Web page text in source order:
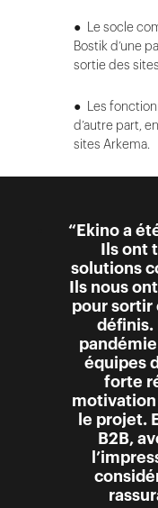
● Le socle
Bostik d’une
sortie des
● Les
d’autre part,
sites Arkema.
“Ekino a
Ils ont
solutions
Ils nous
pour sortir
définis.
équipes
forte
le projet.
B2B,